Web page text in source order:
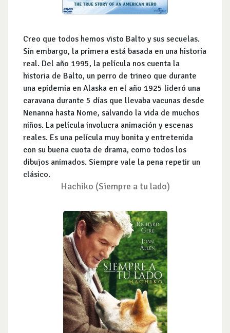
Creo que todos hemos visto Balto y sus secuelas.
Sin embargo, la primera está basada en una historia
real. Del año 1995, la película nos cuenta la
historia de Balto, un perro de trineo que durante
una epidemia en Alaska en el año 1925 lideró una
caravana durante 5 días que llevaba vacunas desde
Nenanna hasta Nome, salvando la vida de muchos
niños. La película involucra animación y escenas
reales. Es una película muy bonita y entretenida
con su buena cuota de drama, como todos los
dibujos animados. Siempre vale la pena repetir un
clásico.
Hachiko (Siempre a tu lado)